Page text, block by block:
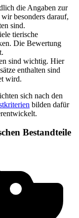
die Angaben zur
besonders darauf,
sind.
tierische
Die Bewertung
sind wichtig. Hier
enthalten sind
wird.
sich nach den
bilden dafür
Bestandteile